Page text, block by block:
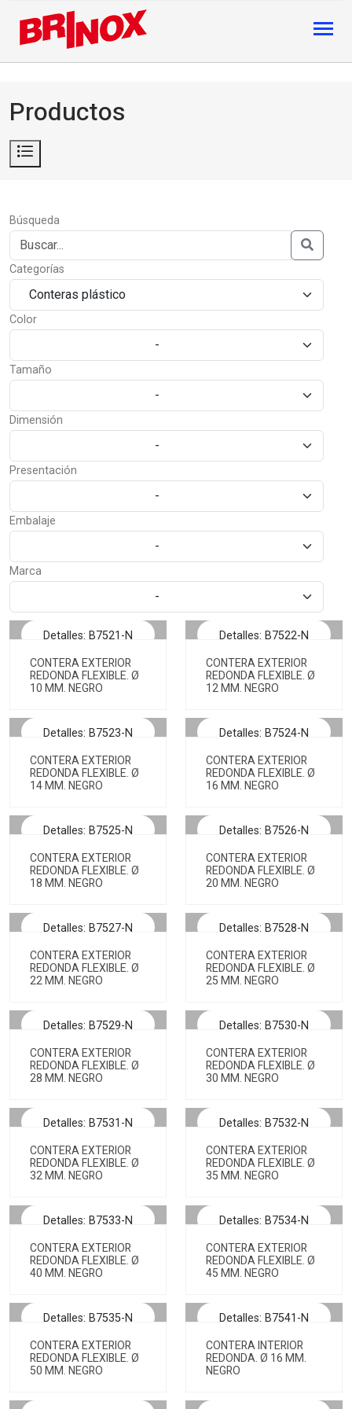
Productos
Búsqueda
Categorías
Color
-
Tamaño
-
Dimensión
-
Presentación
-
Embalaje
-
Marca
-
Detalles: B7521-N
CONTERA EXTERIOR
REDONDA FLEXIBLE. Ø
10 MM. NEGRO
Detalles: B7522-N
CONTERA EXTERIOR
REDONDA FLEXIBLE. Ø
12 MM. NEGRO
Detalles: B7523-N
CONTERA EXTERIOR
REDONDA FLEXIBLE. Ø
14 MM. NEGRO
Detalles: B7524-N
CONTERA EXTERIOR
REDONDA FLEXIBLE. Ø
16 MM. NEGRO
Detalles: B7525-N
CONTERA EXTERIOR
REDONDA FLEXIBLE. Ø
18 MM. NEGRO
Detalles: B7526-N
CONTERA EXTERIOR
REDONDA FLEXIBLE. Ø
20 MM. NEGRO
Detalles: B7527-N
CONTERA EXTERIOR
REDONDA FLEXIBLE. Ø
22 MM. NEGRO
Detalles: B7528-N
CONTERA EXTERIOR
REDONDA FLEXIBLE. Ø
25 MM. NEGRO
Detalles: B7529-N
CONTERA EXTERIOR
REDONDA FLEXIBLE. Ø
28 MM. NEGRO
Detalles: B7530-N
CONTERA EXTERIOR
REDONDA FLEXIBLE. Ø
30 MM. NEGRO
Detalles: B7531-N
CONTERA EXTERIOR
REDONDA FLEXIBLE. Ø
32 MM. NEGRO
Detalles: B7532-N
CONTERA EXTERIOR
REDONDA FLEXIBLE. Ø
35 MM. NEGRO
Detalles: B7533-N
CONTERA EXTERIOR
REDONDA FLEXIBLE. Ø
40 MM. NEGRO
Detalles: B7534-N
CONTERA EXTERIOR
REDONDA FLEXIBLE. Ø
45 MM. NEGRO
Detalles: B7535-N
CONTERA EXTERIOR
REDONDA FLEXIBLE. Ø
50 MM. NEGRO
Detalles: B7541-N
CONTERA INTERIOR
REDONDA. Ø 16 MM.
NEGRO